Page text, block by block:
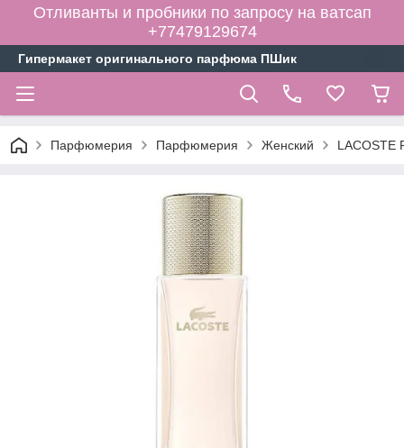
Отливанты и пробники по запросу на ватсап
+77479129674
Гипермакет оригинального парфюма ПШик
Парфюмерия Парфюмерия Женский LACOSTE